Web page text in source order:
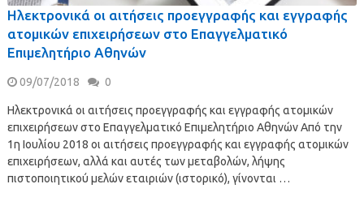
Ηλεκτρονικά οι αιτήσεις προεγγραφής και εγγραφής
ατομικών επιχειρήσεων στο Επαγγελματικό
Επιμελητήριο Αθηνών
09/07/2018 0
Ηλεκτρονικά οι αιτήσεις προεγγραφής και εγγραφής ατομικών
επιχειρήσεων στο Επαγγελματικό Επιμελητήριο Αθηνών Από την
1η Ιουλίου 2018 οι αιτήσεις προεγγραφής και εγγραφής ατομικών
επιχειρήσεων, αλλά και αυτές των μεταβολών, λήψης
πιστοποιητικού μελών εταιριών (ιστορικό), γίνονται …